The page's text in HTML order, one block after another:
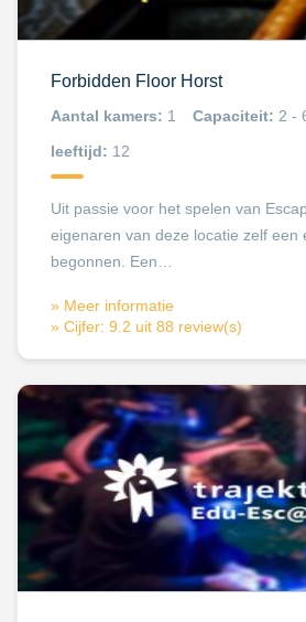
Forbidden Floor Horst
Aantal kamers: 1 Capaciteit: 2 -
leeftijd: 12
Uit passie voor het spelen van
eigenaren van deze locatie zelf een
begonnen. Een…
» Meer informatie
» Cijfer: 9.2 uit 88 review(s)